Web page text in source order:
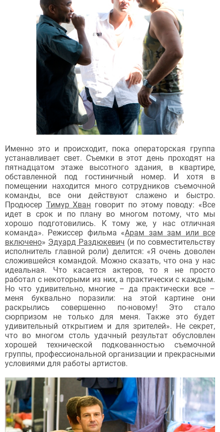
Именно это и происходит, пока операторская группа
устанавливает свет. Съемки в этот день проходят на
пятнадцатом этаже высотного здания, в квартире,
обставленной под гостиничный номер. И хотя в
помещении находится много сотрудников съемочной
команды, все они действуют слажено и быстро.
Продюсер Тимур Хван говорит по этому поводу: «Все
идет в срок и по плану во многом потому, что мы
хорошо подготовились. К тому же, у нас отличная
команда». Режиссер фильма «Арам зам зам или все
включено» Эдуард Раздюкевич (и по совместительству
исполнитель главной роли) делится: «Я очень доволен
сложившейся командой. Можно сказать, что она у нас
идеальная. Что касается актеров, то я не просто
работал с некоторыми из них, а практически с каждым.
Но что удивительно, многие – да практически все –
меня буквально поразили: на этой картине они
раскрылись совершенно по-новому! Это стало
сюрпризом не только для меня. Также это будет
удивительный открытием и для зрителей». Не секрет,
что во многом столь удачный результат обусловлен
хорошей технической подкованностью съемочной
группы, профессиональной организации и прекрасными
условиями для работы артистов.